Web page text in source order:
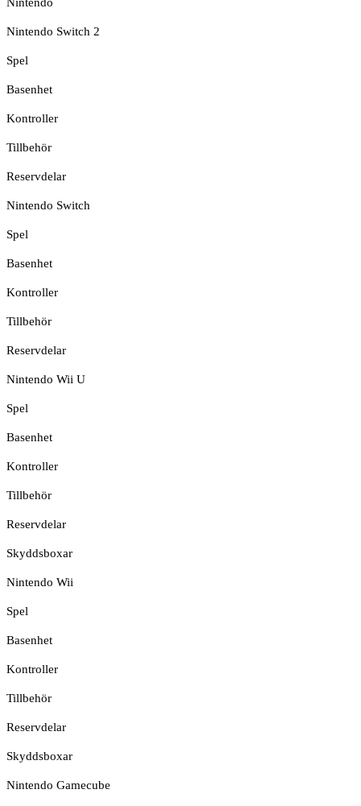
Nintendo Switch 2
Spel
Basenhet
Kontroller
Tillbehör
Reservdelar
Nintendo Switch
Spel
Basenhet
Kontroller
Tillbehör
Reservdelar
Nintendo Wii U
Spel
Basenhet
Kontroller
Tillbehör
Reservdelar
Skyddsboxar
Nintendo Wii
Spel
Basenhet
Kontroller
Tillbehör
Reservdelar
Skyddsboxar
Nintendo Gamecube